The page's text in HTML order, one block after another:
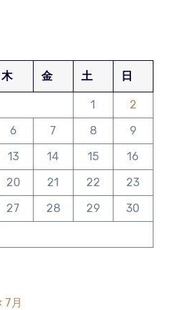
木 金 土 日
1
2
6 7 8
9
13 14 15
16
20 21 22
23
27 28 29
30
7月